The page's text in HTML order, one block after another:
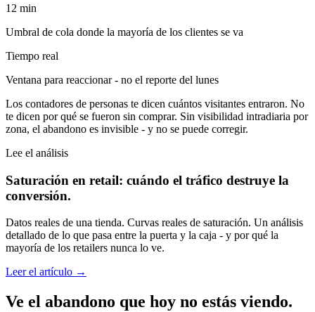
12 min
Umbral de cola donde la mayoría de los clientes se va
Tiempo real
Ventana para reaccionar - no el reporte del lunes
Los contadores de personas te dicen cuántos visitantes entraron. No
te dicen por qué se fueron sin comprar. Sin visibilidad intradiaria por
zona, el abandono es invisible - y no se puede corregir.
Lee el análisis
Saturación en retail: cuándo el tráfico destruye la
conversión.
Datos reales de una tienda. Curvas reales de saturación. Un análisis
detallado de lo que pasa entre la puerta y la caja - y por qué la
mayoría de los retailers nunca lo ve.
Leer el artículo →
Ve el abandono que hoy no estás viendo.